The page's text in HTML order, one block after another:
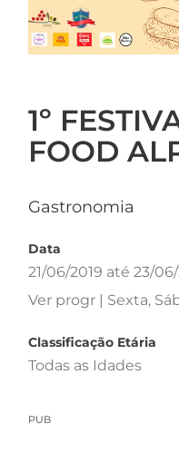
1º
FOOD
Gastronomia
Data
21/06/2019 até 23/
Ver progr | Sexta,
Classificação Etária
Todas as Idades
PUB